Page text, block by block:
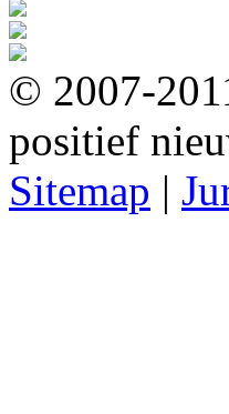
© 2007-
positief
Sitemap |